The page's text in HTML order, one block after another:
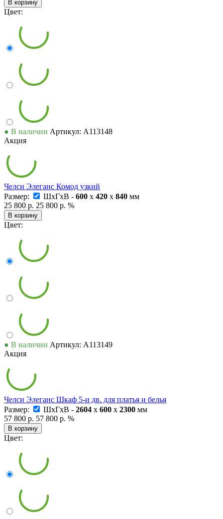
В корзину
Цвет:
● В наличии Артикул: А113148
Акция
Челси Элеганс Комод узкий
Размер:
ШxГxВ - 600 x 420 x 840 мм
25 800 р. 25 800 р. %
В корзину
Цвет:
● В наличии Артикул: А113149
Акция
Челси Элеганс Шкаф 5-и дв. для платья и белья
Размер:
ШxГxВ - 2604 x 600 x 2300 мм
57 800 р. 57 800 р. %
В корзину
Цвет: